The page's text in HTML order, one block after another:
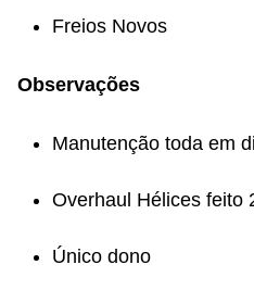
Freios Novos
Observações
Manutenção toda em
⁠Overhaul Hélices feito
Único dono